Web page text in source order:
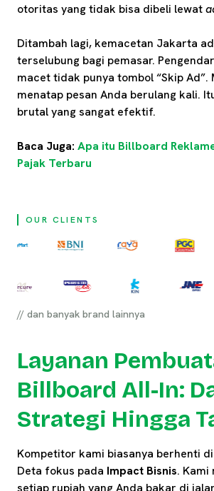
otoritas yang tidak bisa dibeli lewat
Ditambah lagi, kemacetan Jakarta
terselubung bagi pemasar.
macet tidak punya tombol “Skip
menatap pesan Anda berulang kali.
brutal yang sangat efektif.
Baca Juga: Apa itu Billboard
Pajak Terbaru
OUR CLIENTS
// dan banyak brand lainnya
Layanan
Billboard All-In:
Strategi Hingga
Kompetitor kami biasanya berhenti di
Deta fokus pada Impact Bisnis. Kami
setiap rupiah yang Anda bakar di